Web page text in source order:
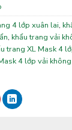
4 lớp xuân lai,
, khẩu trang vải
trang XL Mask 4
4 lớp vải